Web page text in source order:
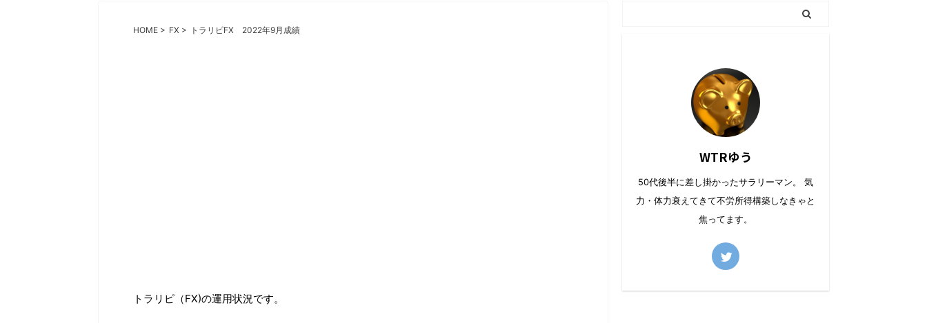
HOME > FX > トラリピFX 2022年9月成績
トラリピ（FX)の運用状況です。
WTRゆう
50代後半に差し掛かったサラリーマン。 気
力・体力衰えてきて不労所得構築しなきゃと
焦ってます。